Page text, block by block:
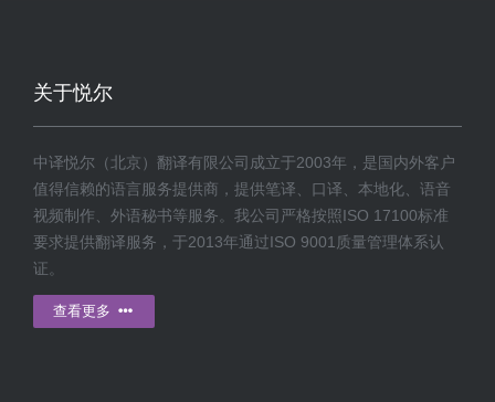
关于悦尔
中译悦尔（北京）翻译有限公司成立于2003年，是国内外客户
值得信赖的语言服务提供商，提供笔译、口译、本地化、语音
视频制作、外语秘书等服务。我公司严格按照ISO 17100标准
要求提供翻译服务，于2013年通过ISO 9001质量管理体系认
证。
查看更多